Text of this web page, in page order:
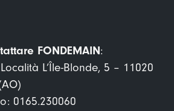
FONDEMAIN:
L’Île-Blonde, 5 – 11020
0165.230060